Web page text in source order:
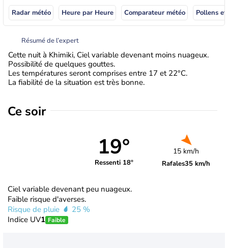
Radar météo Heure par Heure Comparateur météo Pollens
Résumé de l’expert
Cette nuit à Khimiki, Ciel variable devenant moins nuageux.
Possibilité de quelques gouttes.
Les températures seront comprises entre 17 et 22°C.
La fiabilité de la situation est très bonne.
Ce soir
19°
Ressenti 18°
15 km/h
Rafales35 km/h
Ciel variable devenant peu nuageux.
Faible risque d'averses.
Risque de pluie
25 %
Indice UV1 Faible